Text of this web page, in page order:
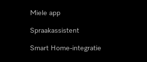
Miele app
Spraakassistent
Smart Home-integratie